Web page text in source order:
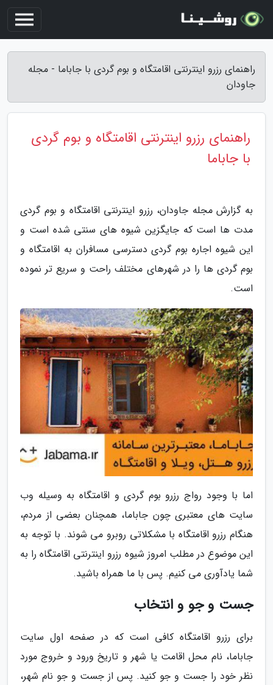
راهنمای رزرو اینترنتی اقامتگاه و بوم گردی با جاباما - مجله
جاودان
راهنمای رزرو اینترنتی اقامتگاه و بوم گردی
با جاباما
به گزارش مجله جاودان، رزرو اینترنتی اقامتگاه و بوم گردی
مدت ها است که جایگزین شیوه های سنتی شده است و
این شیوه اجاره بوم گردی دسترسی مسافران به اقامتگاه و
بوم گردی ها را در شهرهای مختلف راحت و سریع تر نموده
است.
اما با وجود رواج رزرو بوم گردی و اقامتگاه به وسیله وب
سایت های معتبری چون جاباما، همچنان بعضی از مردم،
هنگام رزرو اقامتگاه با مشکلاتی روبرو می شوند. با توجه به
این موضوع در مطلب امروز شیوه رزرو اینترنتی اقامتگاه را به
شما یادآوری می کنیم. پس با ما همراه باشید.
جست و جو و انتخاب
برای رزرو اقامتگاه کافی است که در صفحه اول سایت
جاباما، نام محل اقامت یا شهر و تاریخ ورود و خروج مورد
نظر خود را جست و جو کنید. پس از جست و جو نام شهر،